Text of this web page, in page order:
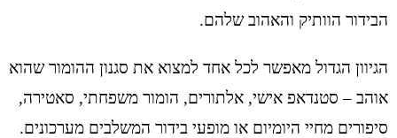
הבידור הוותיק והאהוב שלהם.
הגיוון הגדול מאפשר לכל אחד למצוא את סגנון ההומור שהוא
אוהב – סטנדאפ אישי, אלתורים, הומור משפחתי, סאטירה,
סיפורים מחיי היומיום או מופעי בידור המשלבים מערכונים.